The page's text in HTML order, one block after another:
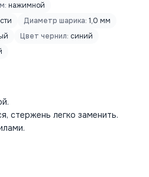
нажимной
Диаметр шарика: 1,0 мм
Цвет чернил: синий
стержень легко заменить.